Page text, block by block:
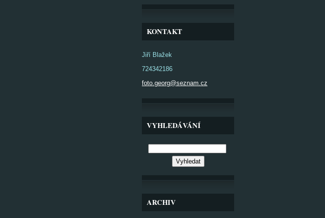
KONTAKT
Jiří Blažek
724342186
foto.georg@seznam.cz
VYHLEDÁVÁNÍ
ARCHIV